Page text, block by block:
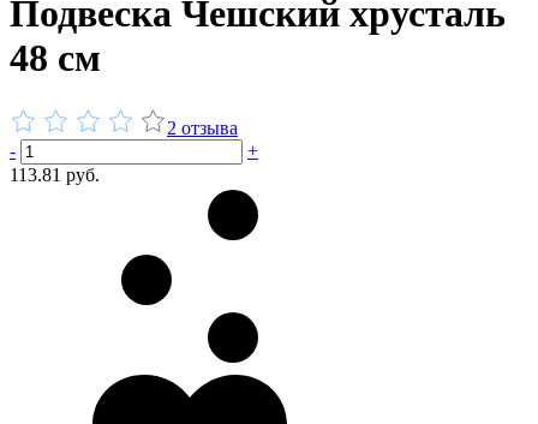
Подвеска Чешский хрусталь
48 см
2 отзыва
-
+
113.81 руб.